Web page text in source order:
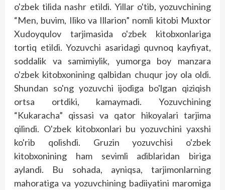
o'zbek tilida nashr etildi. Yillar o'tib, yozuvchining
“Men, buvim, Iliko va Illarion” nomli kitobi Muxtor
Xudoyqulov tarjimasida o'zbek kitobxonlariga
tortiq etildi. Yozuvchi asaridagi quvnoq kayfiyat,
soddalik va samimiylik, yumorga boy manzara
o'zbek kitobxonining qalbidan chuqur joy ola oldi.
Shundan so'ng yozuvchi ijodiga bo'lgan qiziqish
ortsa ortdiki, kamaymadi. Yozuvchining
“Kukaracha” qissasi va qator hikoyalari tarjima
qilindi. O'zbek kitobxonlari bu yozuvchini yaxshi
ko'rib qolishdi. Gruzin yozuvchisi o'zbek
kitobxonining ham sevimli adiblaridan biriga
aylandi. Bu sohada, ayniqsa, tarjimonlarning
mahoratiga va yozuvchining badiiyatini maromiga